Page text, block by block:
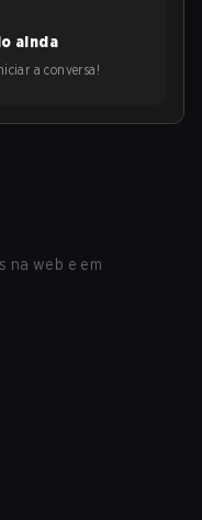
ainda
a conversa!
na web e em